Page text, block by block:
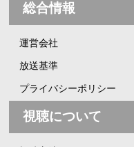
総合情報
運営会社
放送基準
プライバシーポリシー
視聴について